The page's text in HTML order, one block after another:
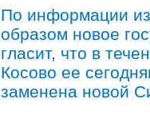
По информации
образом новое
гласит, что в
Косово ее
заменена новой